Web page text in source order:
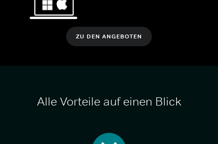
ZU DEN ANGEBOTEN
Alle Vorteile auf einen Blick